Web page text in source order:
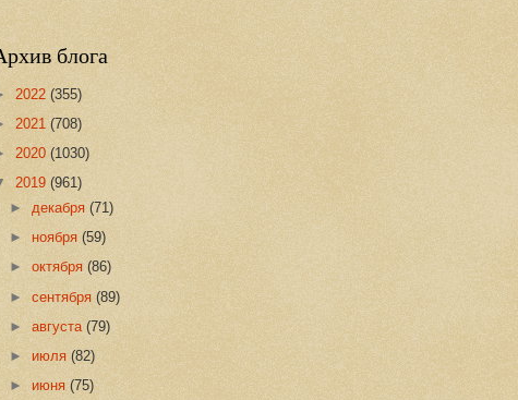
блога
2022 (355)
2021 (708)
2020 (1030)
2019 (961)
► декабря(71)
►ноября(59)
►октября(86)
►сентября(89)
►августа(79)
►июля(82)
►июня(75)